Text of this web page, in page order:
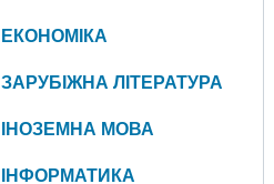
ЕКОНОМІКА
ЗАРУБІЖНА ЛІТЕРАТУРА
ІНОЗЕМНА МОВА
ІНФОРМАТИКА